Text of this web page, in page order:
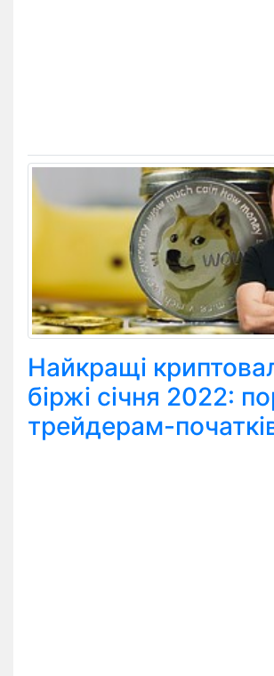
Найкращі
біржі січня 2022:
трейдерам-